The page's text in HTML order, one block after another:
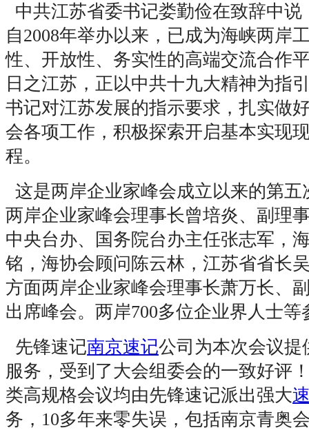
中共江苏省委书记娄勤俭在致辞中
自2008年举办以来，已成为海峡两岸
性、开放性、务实性的高端交流合作
日之江苏，正以中共十九大精神为指
书记对江苏发展的指示要求，扎实做
会各项工作，积极探索开启基本实现
程。
这是两岸企业家峰会成立以来的第五
两岸企业家峰会理事长曾培炎、副理
中央台办、国务院台办主任张志军，
铭，海协会顾问陈云林，江苏省省长
方面两岸企业家峰会理事长萧万长、
出席峰会。两岸700多位企业界人士等
先锋速记南京速记公司为本次会议提
服务，受到了大会组委会的一致好评
类高规格会议均由先锋速记派出强大
务，10多年来零失误，包括南京青奥